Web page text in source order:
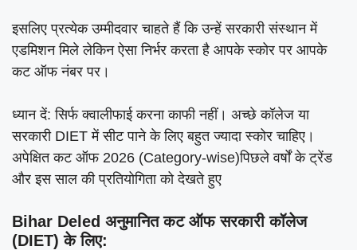
इसलिए प्रत्येक उम्मीदवार चाहते हैं कि उन्हें सरकारी संस्थान में
एडमिशन मिले लेकिन ऐसा निर्भर करता है आपके स्कोर पर आपके
कट ऑफ नंबर पर।
ध्यान दें: सिर्फ क्वालीफाई करना काफी नहीं। अच्छे कॉलेज या
सरकारी DIET में सीट पाने के लिए बहुत ज्यादा स्कोर चाहिए।
अपेक्षित कट ऑफ 2026 (Category-wise)पिछले वर्षों के ट्रेंड
और इस साल की प्रतियोगिता को देखते हुए
Bihar Deled अनुमानित कट ऑफ सरकारी कॉलेज
(DIET) के लिए: